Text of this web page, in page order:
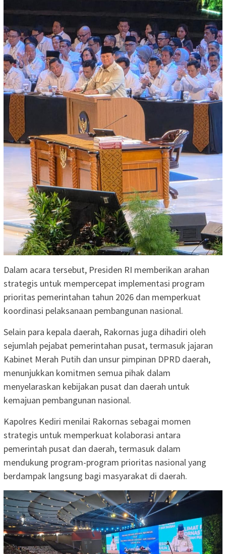
Dalam acara tersebut, Presiden RI memberikan arahan
strategis untuk mempercepat implementasi program
prioritas pemerintahan tahun 2026 dan memperkuat
koordinasi pelaksanaan pembangunan nasional.
Selain para kepala daerah, Rakornas juga dihadiri oleh
sejumlah pejabat pemerintahan pusat, termasuk jajaran
Kabinet Merah Putih dan unsur pimpinan DPRD daerah,
menunjukkan komitmen semua pihak dalam
menyelaraskan kebijakan pusat dan daerah untuk
kemajuan pembangunan nasional.
Kapolres Kediri menilai Rakornas sebagai momen
strategis untuk memperkuat kolaborasi antara
pemerintah pusat dan daerah, termasuk dalam
mendukung program-program prioritas nasional yang
berdampak langsung bagi masyarakat di daerah.